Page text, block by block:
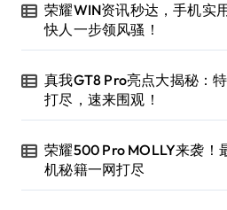
荣耀WIN资讯秒达，手机实
快人一步领风骚！
真我GT8 Pro亮点大揭秘：
打尽，速来围观！
荣耀500 Pro MOLLY来袭！
机秘籍一网打尽